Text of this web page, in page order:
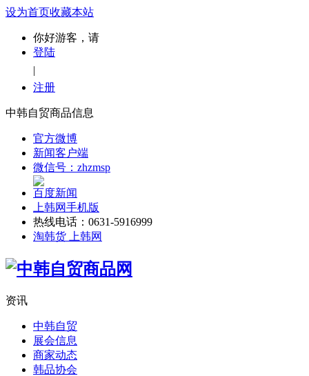
设为首页收藏本站
你好游客，请
登陆
|
注册
中韩自贸商品信息
官方微博
新闻客户端
微信号：zhzmsp
百度新闻
上韩网手机版
热线电话：0631-5916999
淘韩货 上韩网
资讯
中韩自贸
展会信息
商家动态
韩品协会